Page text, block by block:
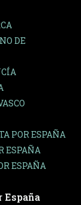
DE
POR ESPAÑA
ESPAÑA
ESPAÑA
España